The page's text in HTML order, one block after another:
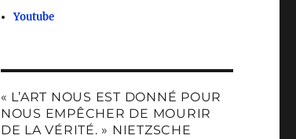
Youtube
« L’ART NOUS EST DONNÉ POUR
NOUS EMPÊCHER DE MOURIR
DE LA VÉRITÉ. » NIETZSCHE